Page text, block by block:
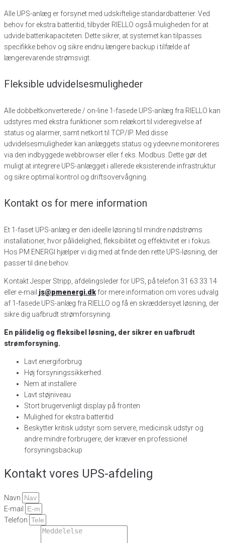
Alle UPS-anlæg er forsynet med udskiftelige standardbatterier. Ved
behov for ekstra batteritid, tilbyder RIELLO også muligheden for at
udvide batterikapaciteten. Dette sikrer, at systemet kan tilpasses
specifikke behov og sikre endnu længere backup i tilfælde af
længerevarende strømsvigt.
Fleksible udvidelsesmuligheder
Alle dobbeltkonverterede / on-line 1-fasede UPS-anlæg fra RIELLO kan
udstyres med ekstra funktioner som relækort til videregivelse af
status og alarmer, samt netkort til TCP/IP. Med disse
udvidelsesmuligheder kan anlæggets status og ydeevne monitoreres
via den indbyggede webbrowser eller f.eks. Modbus. Dette gør det
muligt at integrere UPS-anlægget i allerede eksisterende infrastruktur
og sikre optimal kontrol og driftsovervågning.
Kontakt os for mere information
Et 1-faset UPS-anlæg er den ideelle løsning til mindre nødstrøms
installationer, hvor pålidelighed, fleksibilitet og effektivitet er i fokus.
Hos PM ENERGI hjælper vi dig med at finde den rette UPS-løsning, der
passer til dine behov.
Kontakt Jesper Stripp, afdelingsleder for UPS, på telefon 31 63 33 14
eller e-mail js@pmenergi.dk for mere information om vores udvalg
af 1-fasede UPS-anlæg fra RIELLO og få en skræddersyet løsning, der
sikre dig uafbrudt strømforsyning.
En pålidelig og fleksibel løsning, der sikrer en uafbrudt
strømforsyning.
Lavt energiforbrug
Høj forsyningssikkerhed
Nem at installere
Lavt støjniveau
Stort brugervenligt display på fronten
Mulighed for ekstra batteritid
Beskytter kritisk udstyr som servere, medicinsk udstyr og
andre mindre forbrugere, der kræver en professionel
forsyningsbackup
Kontakt vores UPS-afdeling
Navn
E-mail
Telefon